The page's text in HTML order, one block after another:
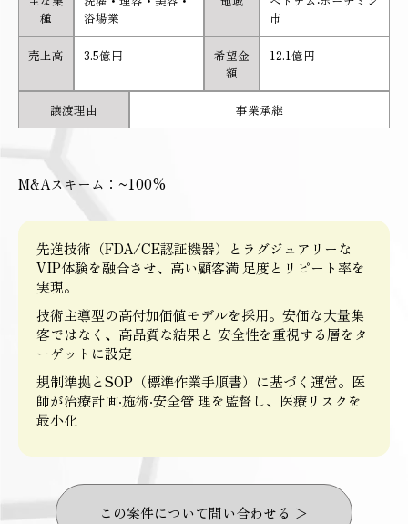
種
浴場業
市
売上高 3.5億円
希望金
額
12.1億円
譲渡理由 事業承継
M&Aスキーム：~100%
先進技術（FDA/CE認証機器）とラグジュアリーな
VIP体験を融合させ、高い顧客満 足度とリピート率を
実現。
技術主導型の高付加価値モデルを採用。安価な大量集
客ではなく、高品質な結果と 安全性を重視する層をタ
ーゲットに設定
規制準拠とSOP（標準作業手順書）に基づく運営。医
師が治療計画‧施術‧安全管 理を監督し、医療リスクを
最小化
この案件について問い合わせる ＞